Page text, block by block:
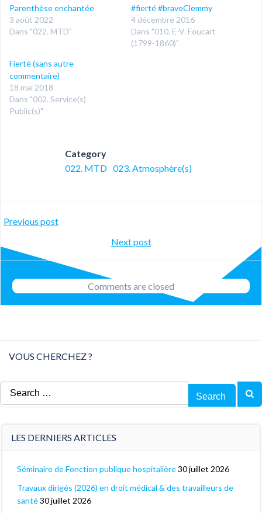
Parenthèse enchantée
3 août 2022
Dans "022. MTD"
#fierté #bravoClemmy
4 décembre 2016
Dans "010. E-V. Foucart
(1799-1860)"
Fierté (sans autre
commentaire)
18 mai 2018
Dans "002. Service(s)
Public(s)"
Category
022. MTD 023. Atmosphère(s)
Post
navigation
Previous post
Post
navigation
Next post
Comments are closed
VOUS CHERCHEZ ?
Search
for:
LES DERNIERS ARTICLES
Séminaire de Fonction publique hospitalière30 juillet 2026
Travaux dirigés (2026) en droit médical & des travailleurs de
santé30 juillet 2026